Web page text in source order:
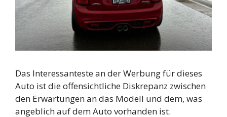
Das Interessanteste an der Werbung für dieses
Auto ist die offensichtliche Diskrepanz zwischen
den Erwartungen an das Modell und dem, was
angeblich auf dem Auto vorhanden ist.